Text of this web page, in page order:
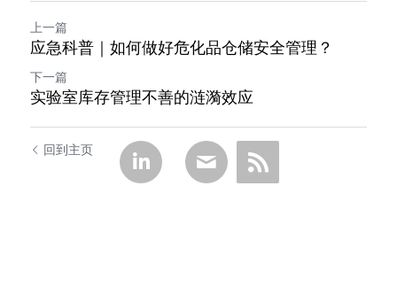
上一篇
应急科普｜如何做好危化品仓储安全管理？
下一篇
实验室库存管理不善的涟漪效应
回到主页